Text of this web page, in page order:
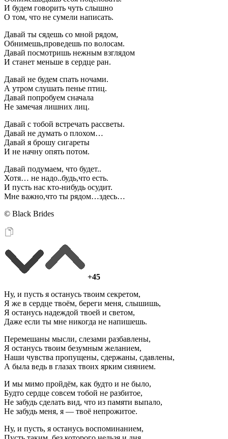
И будем говорить чуть слышно
О том, что не сумели написать.
Давай ты сядешь со мной рядом,
Обнимешь,проведешь по волосам.
Давай посмотришь нежным взглядом
И станет меньше в сердце ран.
Давай не будем спать ночами.
А утром слушать пенье птиц.
Давай попробуем сначала
Не замечая лишних лиц.
Давай с тобой встречать рассветы.
Давай не думать о плохом…
Давай я брошу сигареты
И не начну опять потом.
Давай подумаем, что будет..
Хотя… не надо..будь,что есть.
И пусть нас кто-нибудь осудит.
Мне важно,что ты рядом…здесь…
© Black Brides
+45
Ну, и пусть я останусь твоим секретом,
Я же в сердце твоём, береги меня, слышишь,
Я останусь надеждой твоей и светом,
Даже если ты мне никогда не напишешь.
Перемешаны мысли, слезами разбавлены,
Я останусь твоим безумным желанием,
Наши чувства пропущены, сдержаны, сдавлены,
А была ведь в глазах твоих ярким сиянием.
И мы мимо пройдём, как будто и не было,
Будто сердце совсем тобой не разбитое,
Не забудь сделать вид, что из памяти выпало,
Не забудь меня, я — твоё непрожитое.
Ну, и пусть, я останусь воспоминанием,